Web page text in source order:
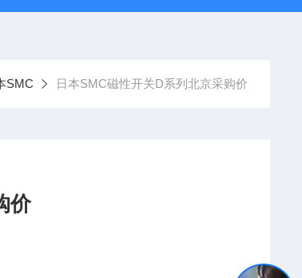
SMC 日本SMC磁性开关D系列北京采购价
价